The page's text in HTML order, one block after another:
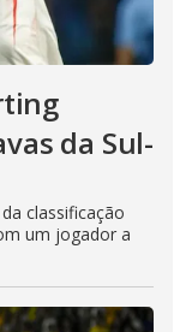
da Sul-
classificação
um jogador a